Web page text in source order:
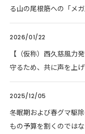
る山の尾根筋への「メ
2026/01/22
【（仮称）西久慈風力
守るため、共に声を上
2025/12/05
冬眠期および春グマ駆
もの予算を割くのでは